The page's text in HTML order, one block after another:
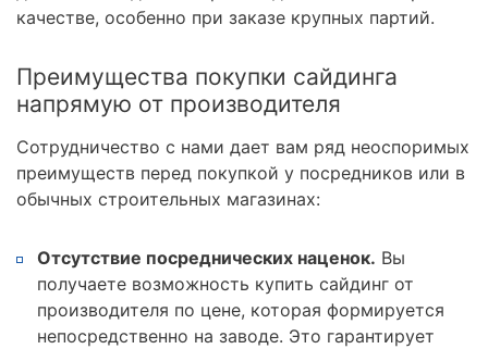
качестве, особенно при заказе крупных партий.
Преимущества покупки сайдинга
напрямую от производителя
Сотрудничество с нами дает вам ряд неоспоримых
преимуществ перед покупкой у посредников или в
обычных строительных магазинах:
Отсутствие посреднических наценок. Вы
получаете возможность купить сайдинг от
производителя по цене, которая формируется
непосредственно на заводе. Это гарантирует